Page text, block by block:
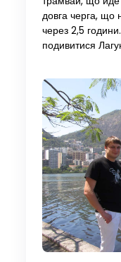
довга черга, що
через 2,5
подивитися